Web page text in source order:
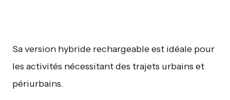
Sa version hybride rechargeable est idéale pour
les activités nécessitant des trajets urbains et
périurbains.